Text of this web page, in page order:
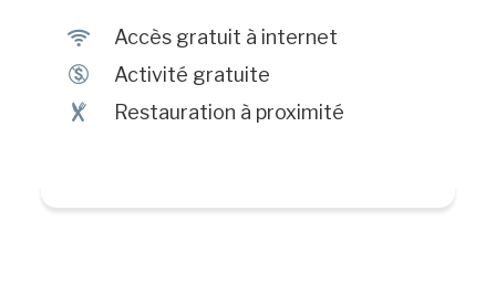
J Accès gratuit à internet
$ Activité gratuite
¶ Restauration à proximité